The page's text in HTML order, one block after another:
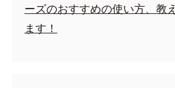
ーズのおすすめの使い方、教え
ます！